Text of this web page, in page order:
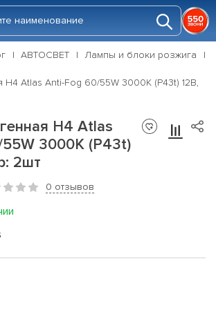
АВТОСВЕТ
Лампы и блоки розжига
Atlas Anti-Fog 60/55W 3000K (P43t) 12В,
H4 Atlas
3000K (P43t)
2шт
0 отзывов